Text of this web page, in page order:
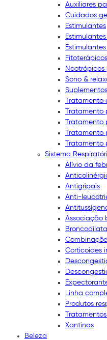
Auxiliares
Cuidados
Estimulantes
Sono &
Tratamento
Tratamento
Tratamento
Tratamento
Tratamento
Sistema
Alívio da
Antigripais
Anti-
Associação
Corticoides
Linha
Produtos
Xantinas
Beleza